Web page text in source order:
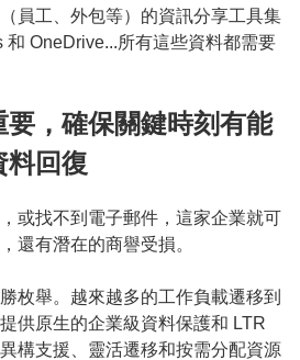
員工、外包等）的資訊分享工具集
OneDrive...所有這些資料都需要
要，確保關鍵時刻有能
料回復
或找不到電子郵件，這家企業就可
還有潛在的商譽受損。
枚舉。越來越多的工作負載遷移到
供原生的企業級資料保護和 LTR
構支援、靈活遷移和按需分配資源